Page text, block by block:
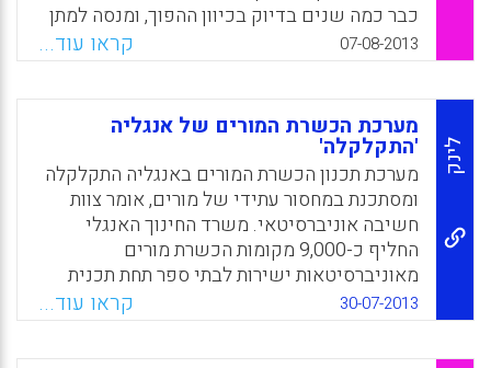
Newcombe, Nora; Wills, Theodore W.;
Shipley, Thomas F.;) .
כבר כמה שנים בדיוק בכיוון ההפוך, ומנסה למתן
את המרוץ, או לפחות לקחת אותו למקום אחר. –
2004 החזון התגלגל לרפורמת Teach Less
,Learn More‏ ( TLLM), שנועדה לשנות באופן
יסודי את טבעו של החינוך בסינגפור. המניע
לביצוע הרפורמה היה החשש שלמרות הציונים
הגבוהים, התלמידים בסינגפור לא אוהבים ללמוד,
ולא יצליחו לגדול להיות יזמים ומנהלים שיכולים
לקדם את סינגפור בתחרות הגלובלית ( דפנה מאור,
ליאור דטל).
WhatsApp
Facebook
Email
X
07-08-2013 קראו עוד...
לינק
מערכת הכשרת המורים של אנגליה
'התקלקלה'
מערכת תכנון הכשרת המורים באנגליה התקלקלה
ומסתכנת במחסור עתידי של מורים, אומר צוות
חשיבה אוניברסיטאי. משרד החינוך האנגלי
החליף כ-9,000 מקומות הכשרת מורים
מאוניברסיטאות ישירות לבתי ספר תחת תכנית
programme).אולם מחקר מיליון+ (Million+)
מנבא, שהואיל ורק 45% מהמקומות יתמלאו, יהיו
30-07-2013 קראו עוד...